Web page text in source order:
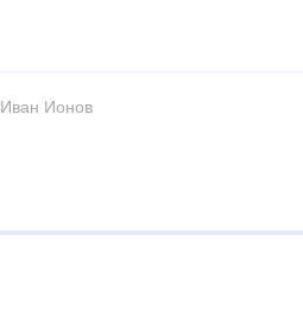
Иван Ионов